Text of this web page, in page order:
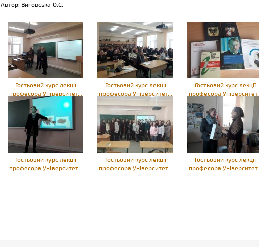
Автор: Виговська О.С.
Гостьовий курс лекції
професора Університет...
Гостьовий курс лекції
професора Університет...
Гостьовий курс лекції
професора Університет...
Гостьовий курс лекції
професора Університет...
Гостьовий курс лекції
професора Університет...
Гостьовий курс лекції
професора Університет...